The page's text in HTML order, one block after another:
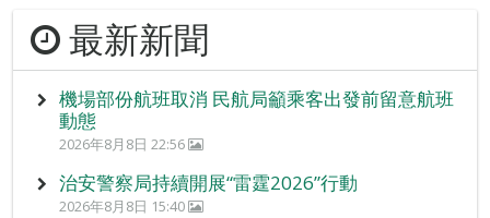
最新新聞
機場部份航班取消 民航局籲乘客出發前留意航班
動態
2026年8月8日 22:56
治安警察局持續開展“雷霆2026”行動
2026年8月8日 15:40